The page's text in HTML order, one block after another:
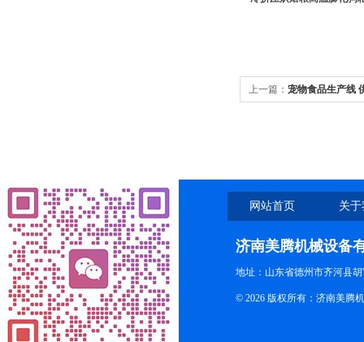
上一篇： 宠物食品生产线
网站首页 关
济南美腾机械设备
地址：山东省德州市齐河县
© 2026 版权所有：济南美腾